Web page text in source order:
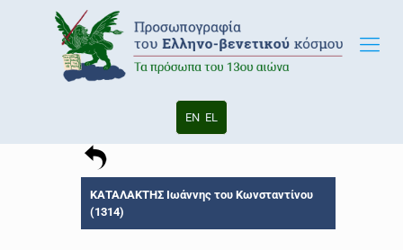
EN EL
ΚΑΤΑΛΑΚΤΗΣ Ιωάννης του Κωνσταντίνου
(1314)